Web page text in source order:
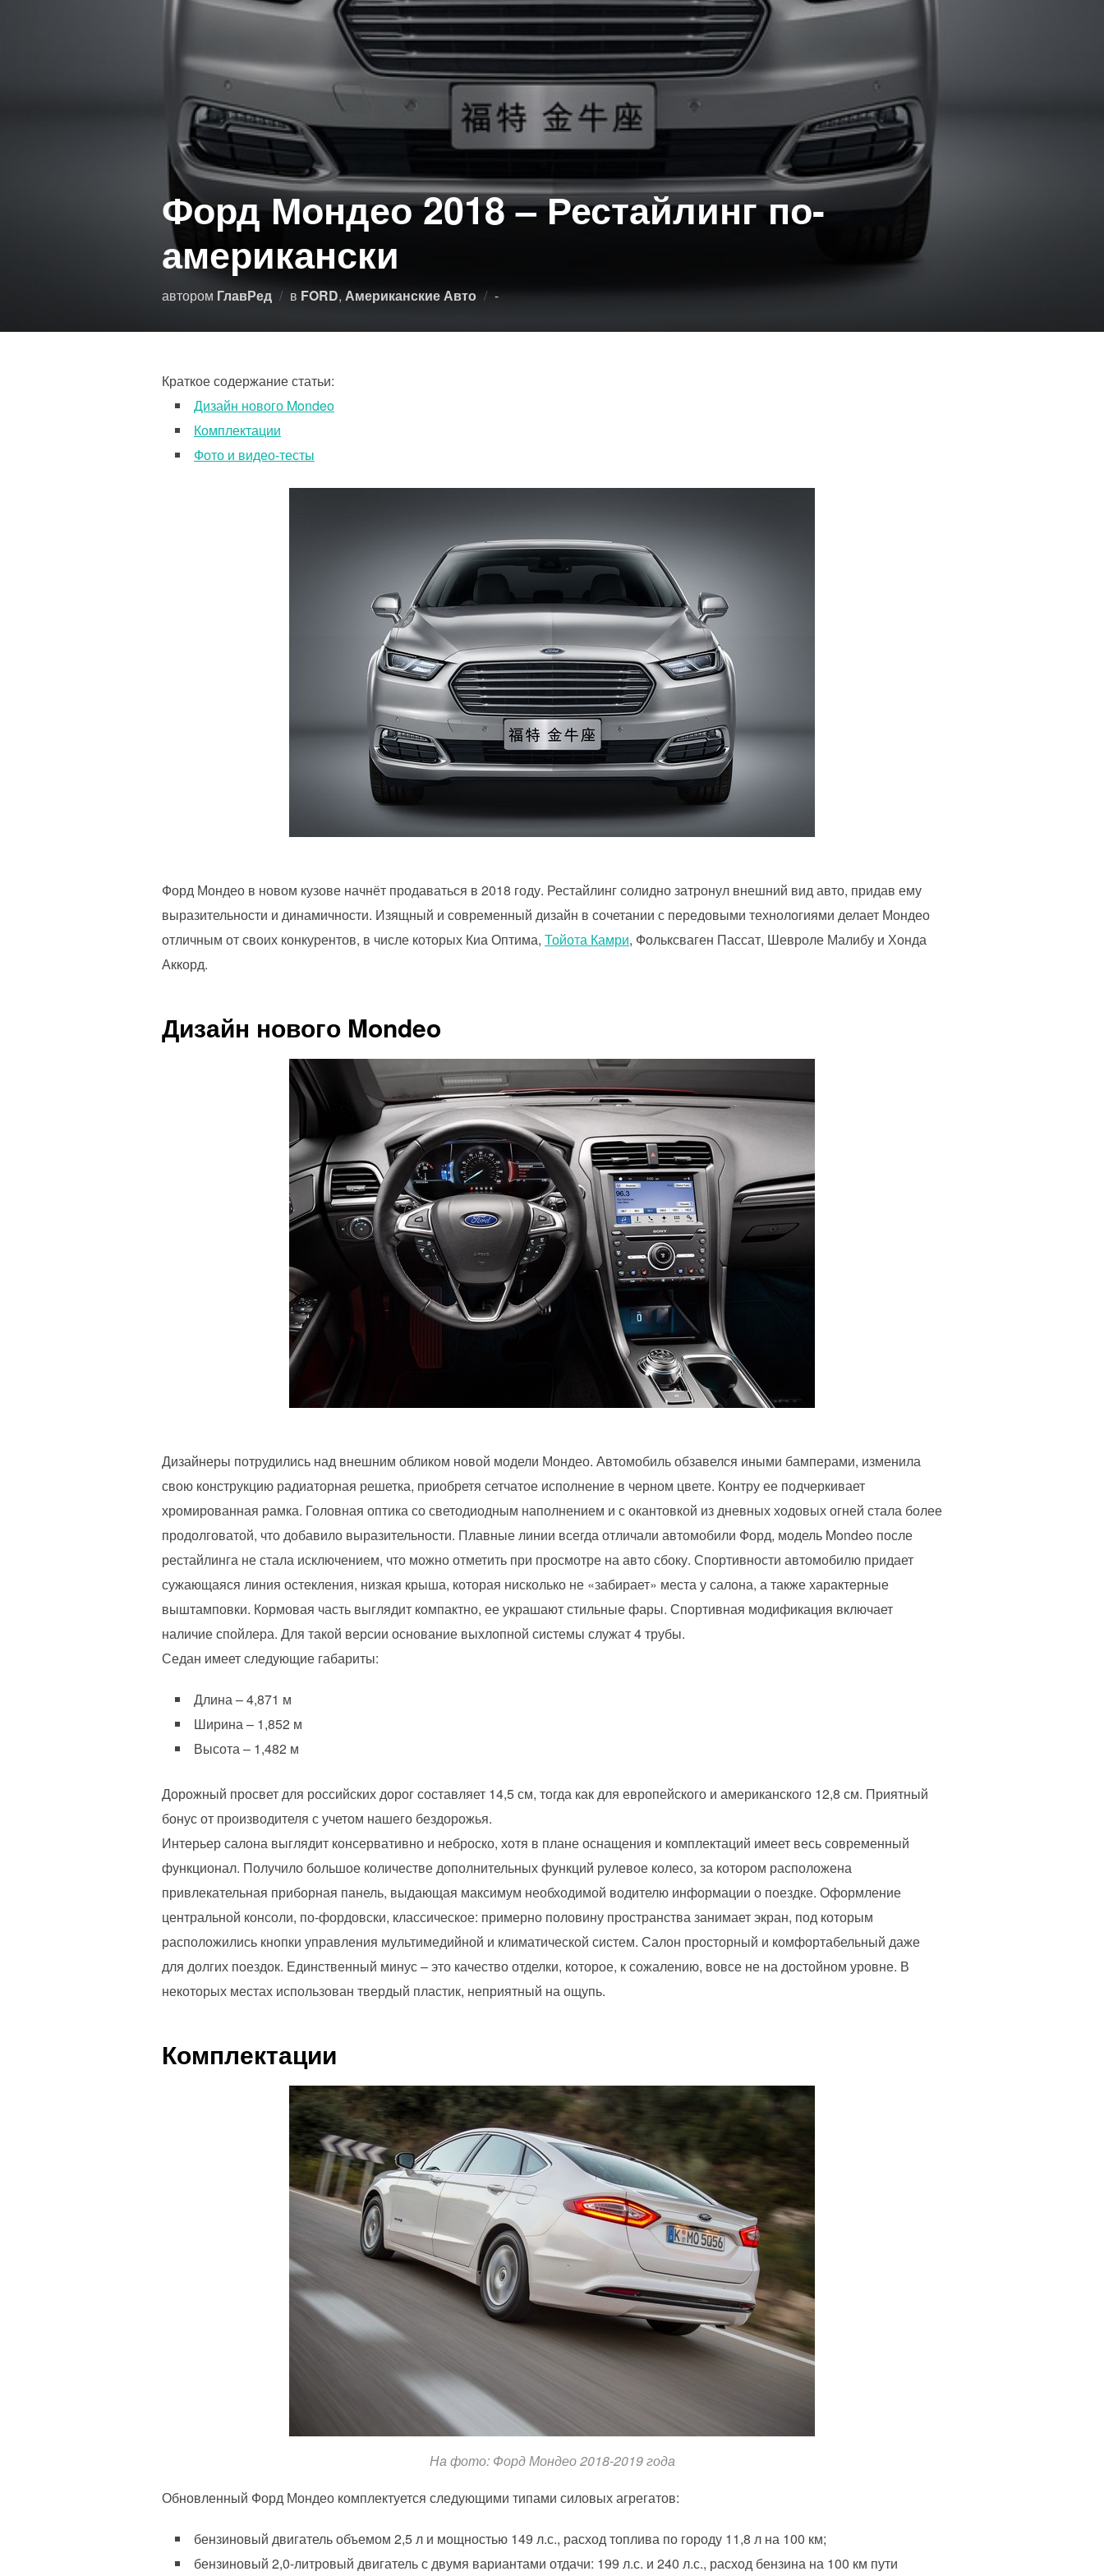
Форд Мондео 2018 – Рестайлинг по-
американски
автором ГлавРед в FORD,Американские Авто -Опубликовано
Краткое содержание статьи:
Дизайн нового Mondeo
Комплектации
Фото и видео-тесты
Форд Мондео в новом кузове начнёт продаваться в 2018 году. Рестайлинг солидно затронул внешний вид авто, придав ему
выразительности и динамичности. Изящный и современный дизайн в сочетании с передовыми технологиями делает Мондео
отличным от своих конкурентов, в числе которых Киа Оптима, Тойота Камри, Фольксваген Пассат, Шевроле Малибу и Хонда
Аккорд.
Дизайн нового Mondeo
Дизайнеры потрудились над внешним обликом новой модели Мондео. Автомобиль обзавелся иными бамперами, изменила
свою конструкцию радиаторная решетка, приобретя сетчатое исполнение в черном цвете. Контру ее подчеркивает
хромированная рамка. Головная оптика со светодиодным наполнением и с окантовкой из дневных ходовых огней стала более
продолговатой, что добавило выразительности. Плавные линии всегда отличали автомобили Форд, модель Mondeo после
рестайлинга не стала исключением, что можно отметить при просмотре на авто сбоку. Спортивности автомобилю придает
сужающаяся линия остекления, низкая крыша, которая нисколько не «забирает» места у салона, а также характерные
выштамповки. Кормовая часть выглядит компактно, ее украшают стильные фары. Спортивная модификация включает
наличие спойлера. Для такой версии основание выхлопной системы служат 4 трубы.
Седан имеет следующие габариты:
Длина – 4,871 м
Ширина – 1,852 м
Высота – 1,482 м
Дорожный просвет для российских дорог составляет 14,5 см, тогда как для европейского и американского 12,8 см. Приятный
бонус от производителя с учетом нашего бездорожья.
Интерьер салона выглядит консервативно и неброско, хотя в плане оснащения и комплектаций имеет весь современный
функционал. Получило большое количестве дополнительных функций рулевое колесо, за котором расположена
привлекательная приборная панель, выдающая максимум необходимой водителю информации о поездке. Оформление
центральной консоли, по-фордовски, классическое: примерно половину пространства занимает экран, под которым
расположились кнопки управления мультимедийной и климатической систем. Салон просторный и комфортабельный даже
для долгих поездок. Единственный минус – это качество отделки, которое, к сожалению, вовсе не на достойном уровне. В
некоторых местах использован твердый пластик, неприятный на ощупь.
Комплектации
На фото: Форд Мондео 2018-2019 года
Обновленный Форд Мондео комплектуется следующими типами силовых агрегатов:
бензиновый двигатель объемом 2,5 л и мощностью 149 л.с., расход топлива по городу 11,8 л на 100 км;
бензиновый 2,0-литровый двигатель с двумя вариантами отдачи: 199 л.с. и 240 л.с., расход бензина на 100 км пути